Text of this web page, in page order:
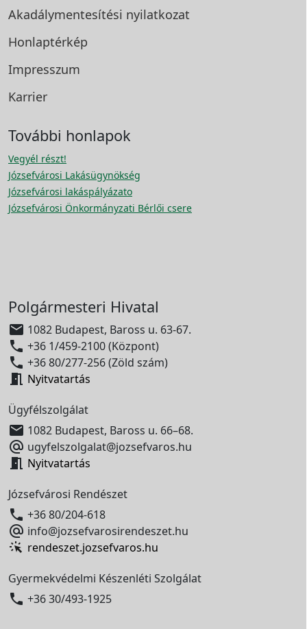
Akadálymentesítési nyilatkozat
Honlaptérkép
Impresszum
Karrier
További honlapok
Vegyél részt!
Józsefvárosi Lakásügynökség
Józsefvárosi lakáspályázato
Józsefvárosi Önkormányzati Bérlői csere
Polgármesteri Hivatal
 1082 Budapest, Baross u. 63-67.
 +36 1/459-2100 (Központ)
 +36 80/277-256 (Zöld szám)
 Nyitvatartás
Ügyfélszolgálat
 1082 Budapest, Baross u. 66–68.
 ugyfelszolgalat@jozsefvaros.hu
 Nyitvatartás
Józsefvárosi Rendészet
 +36 80/204-618
 info@jozsefvarosirendeszet.hu
rendeszet.jozsefvaros.hu
Gyermekvédelmi Készenléti Szolgálat
 +36 30/493-1925